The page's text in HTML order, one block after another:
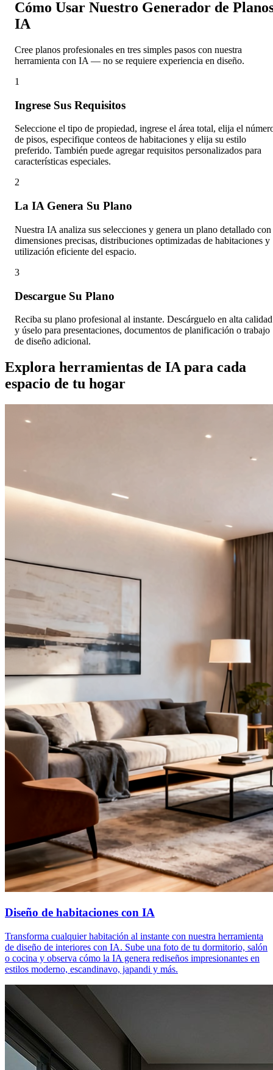
Cómo Usar Nuestro Generador de
IA
Cree planos profesionales en tres simples pasos con nuestra
herramienta con IA — no se requiere experiencia en diseño.
1
Ingrese Sus Requisitos
Seleccione el tipo de propiedad, ingrese el área total, elija el
de pisos, especifique conteos de habitaciones y elija su estilo
preferido. También puede agregar requisitos personalizados para
características especiales.
2
La IA Genera Su Plano
Nuestra IA analiza sus selecciones y genera un plano detallado con
dimensiones precisas, distribuciones optimizadas de habitaciones y
utilización eficiente del espacio.
3
Descargue Su Plano
Reciba su plano profesional al instante. Descárguelo en alta calidad
y úselo para presentaciones, documentos de planificación o trabajo
de diseño adicional.
Explora herramientas de IA para cada
espacio de tu hogar
Diseño de habitaciones con IA
Transforma cualquier habitación al instante con nuestra herramienta
de diseño de interiores con IA. Sube una foto de tu dormitorio, salón
o cocina y observa cómo la IA genera rediseños impresionantes en
estilos moderno, escandinavo, japandi y más.